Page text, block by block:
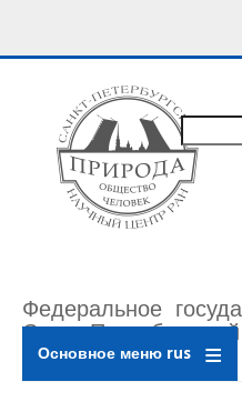
основному
содержанию
Федеральное
Санкт-
Основное меню rus